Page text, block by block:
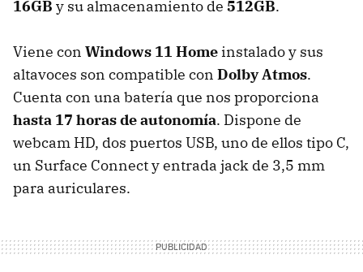
16GB y su almacenamiento de 512GB.
Viene con Windows 11 Home instalado y sus
altavoces son compatible con Dolby Atmos.
Cuenta con una batería que nos proporciona
hasta 17 horas de autonomía. Dispone de
webcam HD, dos puertos USB, uno de ellos tipo C,
un Surface Connect y entrada jack de 3,5 mm
para auriculares.